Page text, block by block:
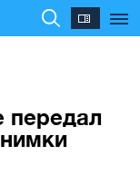
передал